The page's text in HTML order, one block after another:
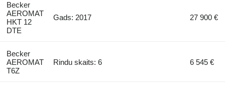
Becker
AEROMAT
HKT 12
DTE
Gads: 2017 27 900 €
Becker
AEROMAT
T6Z
Rindu skaits: 6 6 545 €